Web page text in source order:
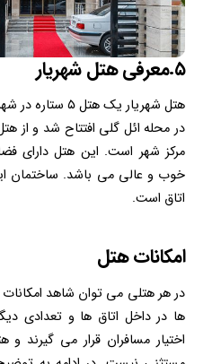
۵.معرفی هتل شهریار
در محله ائل گلی افتتاح شد و از
مرکز شهر است. این هتل دارای
اتاق است.
امکانات هتل
در هر هتلی می توان شاهد امکانات
ها در داخل اتاق ها و تعدادی
اختیار مسافران قرار می گیرند و